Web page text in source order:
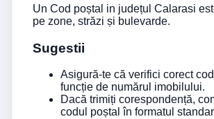
Un Cod poștal in județul Calarasi
pe zone, străzi și bulevarde.
Sugestii
Asigură-te că verifici corect
funcție de numărul imobilului.
Dacă trimiți corespondență,
codul poștal în formatul